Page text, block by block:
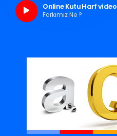
Online Kutu Harf video
Farkımız Ne ?